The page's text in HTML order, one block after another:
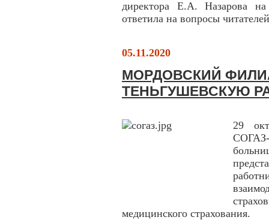
директора Е.А. Назарова
ответила на вопросы
05.11.2020
МОРДОВСКИЙ
ТЕНЬГУШЕВСКУЮ
29
медицинского страхования.